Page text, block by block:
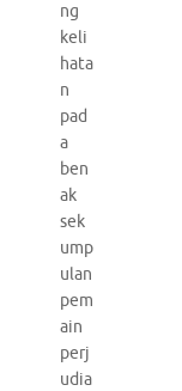
ng
keli
hata
n
pad
a
ben
ak
sek
ump
ulan
pem
ain
perj
udia